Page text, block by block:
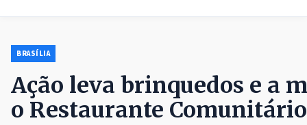
BRASÍLIA
Ação leva brinquedos e a
o Restaurante